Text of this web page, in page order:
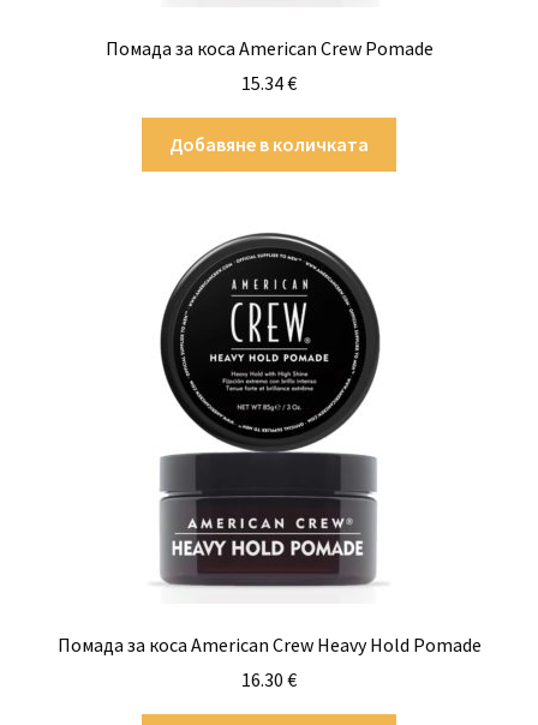
Помада за коса American Crew Pomade
15.34€
Добавяне в количката
Помада за коса American Crew Heavy Hold Pomade
16.30 €